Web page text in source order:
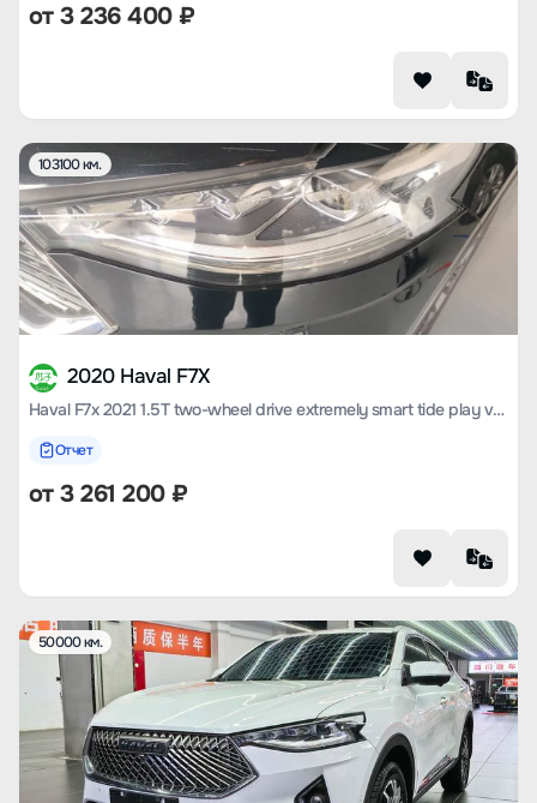
от3 236 400₽
103100 км.
2020 Haval F7X
Haval F7x 2021 1.5T two-wheel drive extremely smart tide play version
Отчет
от3 261 200₽
50000 км.